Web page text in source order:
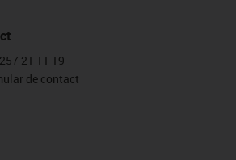
21 11 19
de contact